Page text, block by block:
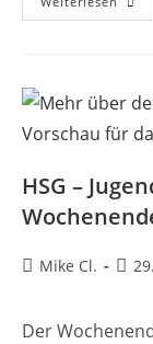
HSG –
Mike Cl.
Der